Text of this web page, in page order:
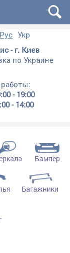
Рус Укр
- г. Киев
по Украине
- 19:00
- 14:00
Бампер
Багажники